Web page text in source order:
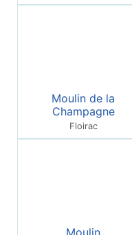
Moulin de la
Champagne
Floirac
Moulin